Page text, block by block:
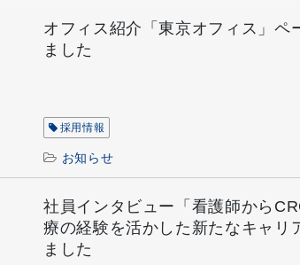
オフィス紹介「東京オフィス」ペ
ました
採用情報
お知らせ
社員インタビュー「看護師から
療の経験を活かした新たなキャリ
ました